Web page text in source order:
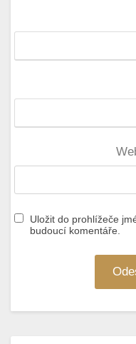
Uložit do prohlížeče
budoucí komentáře.